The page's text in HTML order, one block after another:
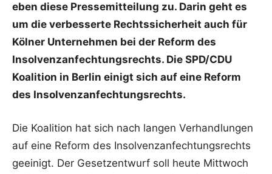
eben diese Pressemitteilung zu. Darin geht es
um die verbesserte Rechtssicherheit auch für
Kölner Unternehmen bei der Reform des
Insolvenzanfechtungsrechts. Die SPD/CDU
Koalition in Berlin einigt sich auf eine Reform
des Insolvenzanfechtungsrechts.
Die Koalition hat sich nach langen Verhandlungen
auf eine Reform des Insolvenzanfechtungsrechts
geeinigt. Der Gesetzentwurf soll heute Mittwoch